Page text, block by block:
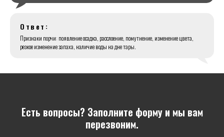
Ответ:
Признаки порчи: появление осадка, расслоение, помутнение, изменение цвета,
резкое изменение запаха, наличие воды на дне тары.
Есть вопросы? Заполните форму и мы вам
перезвоним.